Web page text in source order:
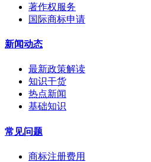
著作权服务
国际商标申请
新闻动态
最新政策解读
知识干货
热点新闻
基础知识
常见问题
商标注册费用